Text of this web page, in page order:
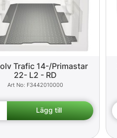
Trafic 14-/Primastar
22- L2 - RD
F3442010000